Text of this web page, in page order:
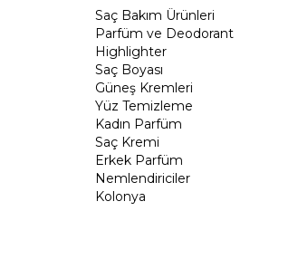
Saç Bakım Ürünleri
Parfüm ve Deodorant
Highlighter
Saç Boyası
Güneş Kremleri
Yüz Temizleme
Kadın Parfüm
Saç Kremi
Erkek Parfüm
Nemlendiriciler
Kolonya